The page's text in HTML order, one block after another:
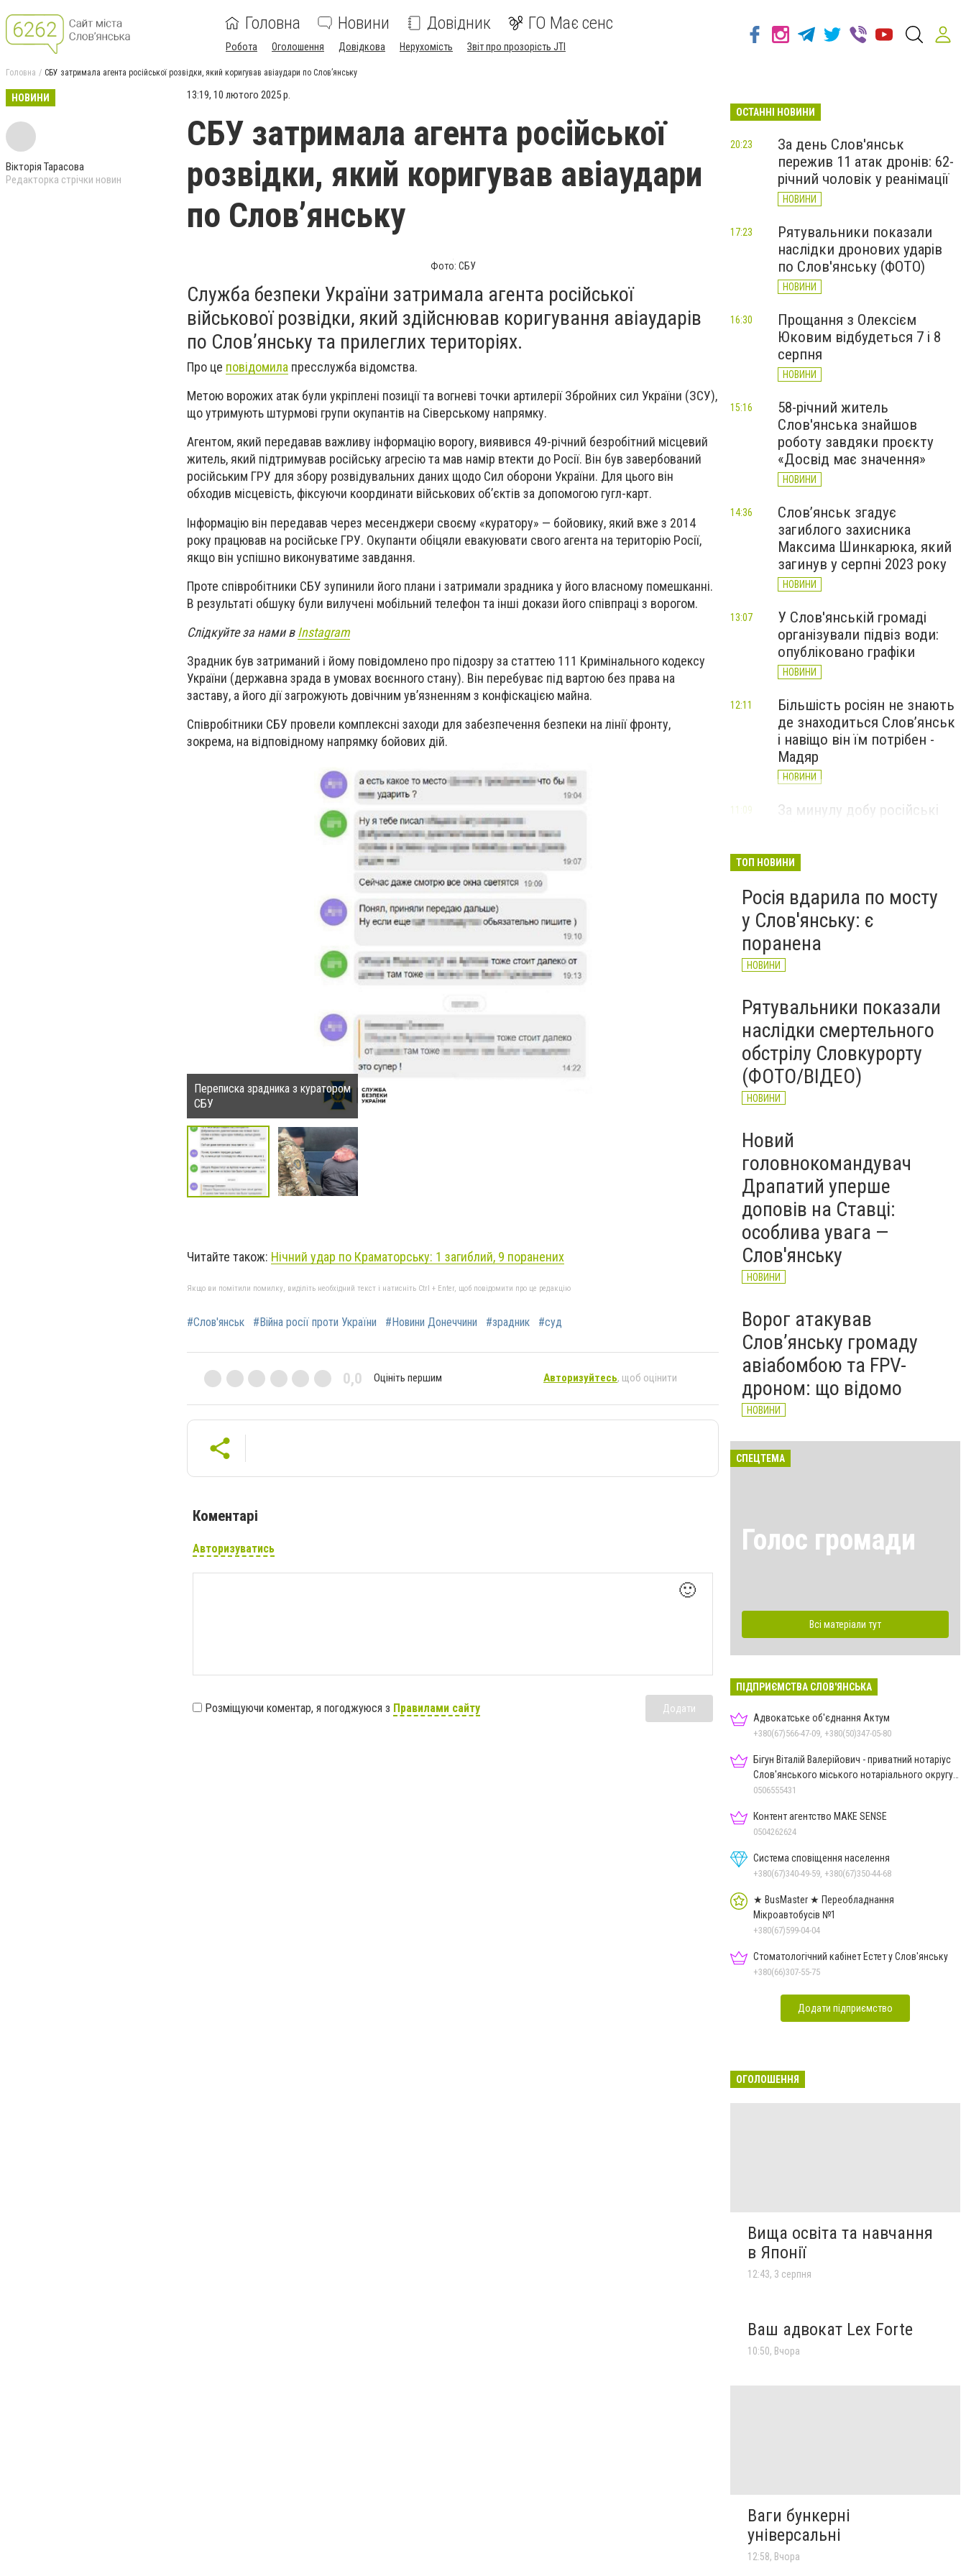
Головна Новини Довідник ГО Має сенс
Робота Оголошення Довідкова Нерухомість Звіт про прозорість JTI
Головна СБУ затримала агента російської розвідки, який коригував авіаудари по Слов’янську
НОВИНИ
Вікторія Тарасова
Редакторка стрічки новин
13:19, 10 лютого 2025 р.
СБУ затримала агента російської
розвідки, який коригував авіаудари
по Слов’янську
Фото: СБУ
Служба безпеки України затримала агента російської
військової розвідки, який здійснював коригування авіаударів
по Слов’янську та прилеглих територіях.
Про це повідомила пресслужба відомства.
Метою ворожих атак були укріплені позиції та вогневі точки артилерії Збройних сил України (ЗСУ),
що утримують штурмові групи окупантів на Сіверському напрямку.
Агентом, який передавав важливу інформацію ворогу, виявився 49-річний безробітний місцевий
житель, який підтримував російську агресію та мав намір втекти до Росії. Він був завербований
російським ГРУ для збору розвідувальних даних щодо Сил оборони України. Для цього він
обходив місцевість, фіксуючи координати військових об’єктів за допомогою гугл-карт.
Інформацію він передавав через месенджери своєму «куратору» — бойовику, який вже з 2014
року працював на російське ГРУ. Окупанти обіцяли евакуювати свого агента на територію Росії,
якщо він успішно виконуватиме завдання.
Проте співробітники СБУ зупинили його плани і затримали зрадника у його власному помешканні.
В результаті обшуку були вилучені мобільний телефон та інші докази його співпраці з ворогом.
Слідкуйте за нами вInstagram
Зрадник був затриманий і йому повідомлено про підозру за статтею 111 Кримінального кодексу
України (державна зрада в умовах воєнного стану). Він перебуває під вартою без права на
заставу, а його дії загрожують довічним ув’язненням з конфіскацією майна.
Співробітники СБУ провели комплексні заходи для забезпечення безпеки на лінії фронту,
зокрема, на відповідному напрямку бойових дій.
Переписка зрадника з куратором
СБУ
Затримали зрадника
СБУ
Читайте також: Нічний удар по Краматорську: 1 загиблий, 9 поранених
Якщо ви помітили помилку, виділіть необхідний текст і натисніть Ctrl + Enter, щоб повідомити про це редакцію
#Слов'янськ #Війна росії проти України #Новини Донеччини #зрадник #суд
0,0 Оцініть першим Авторизуйтесь, щоб оцінити
Коментарі
Авторизуватись
🙂
Розміщуючи коментар, я погоджуюся з Правилами сайту Додати
ОСТАННІ НОВИНИ
За день Слов'янськ
пережив 11 атак дронів: 62-
річний чоловік у реанімації
НОВИНИ
20:23
Рятувальники показали
наслідки дронових ударів
по Слов'янську (ФОТО)
НОВИНИ
17:23
Прощання з Олексієм
Юковим відбудеться 7 і 8
серпня
НОВИНИ
16:30
58-річний житель
Слов'янська знайшов
роботу завдяки проєкту
«Досвід має значення»
НОВИНИ
15:16
Слов’янськ згадує
загиблого захисника
Максима Шинкарюка, який
загинув у серпні 2023 року
НОВИНИ
14:36
У Слов'янській громаді
організували підвіз води:
опубліковано графіки
НОВИНИ
13:07
Більшість росіян не знають
де знаходиться Слов’янськ
і навіщо він їм потрібен -
Мадяр
НОВИНИ
12:11
За минулу добу російські
великої війни: 6 серпня
11:09
ТОП НОВИНИ
Росія вдарила по мосту
у Слов'янську: є
поранена
НОВИНИ
Рятувальники показали
наслідки смертельного
обстрілу Словкурорту
(ФОТО/ВІДЕО)
НОВИНИ
Новий
головнокомандувач
Драпатий уперше
доповів на Ставці:
особлива увага —
Слов'янську
НОВИНИ
Ворог атакував
Слов’янську громаду
авіабомбою та FPV-
дроном: що відомо
НОВИНИ
СПЕЦТЕМА
Голос громади
Всі матеріали тут
ПІДПРИЄМСТВА СЛОВ'ЯНСЬКА
Адвокатське об'єднання Актум
+380(67)566-47-09, +380(50)347-05-80
Бігун Віталій Валерійович - приватний нотаріус
Слов'янського міського нотаріального округу
Дон.обл.
0506555431
Контент агентство MAKE SENSE
0504262624
Система сповіщення населення
+380(67)340-49-59, +380(67)350-44-68
★ BusMaster ★ Переобладнання
Мікроавтобусів №1
+380(67)599-04-04
Стоматологічний кабінет Естет у Слов'янську
+380(66)307-55-75
Додати підприємство
ОГОЛОШЕННЯ
Вища освіта та навчання
в Японії
12:43, 3 серпня
Ваш адвокат Lex Forte
10:50, Вчора
Ваги бункерні
універсальні
12:58, Вчора